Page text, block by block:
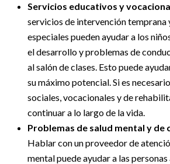
Servicios educativos y
servicios de intervención temprana
especiales pueden ayudar a los
el desarrollo y problemas de
al salón de clases. Esto puede
su máximo potencial. Si es
sociales, vocacionales y de
continuar a lo largo de la vida.
Problemas de salud mental y de
Hablar con un proveedor de
mental puede ayudar a las